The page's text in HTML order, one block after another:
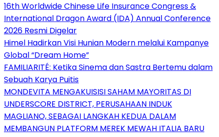
16th Worldwide Chinese Life Insurance Congress &
International Dragon Award (IDA) Annual Conference
2026 Resmi Digelar
Himel Hadirkan Visi Hunian Modern melalui Kampanye
Global “Dream Home”
FAMILIARITÉ: Ketika Sinema dan Sastra Bertemu dalam
Sebuah Karya Puitis
MONDEVITA MENGAKUISISI SAHAM MAYORITAS DI
UNDERSCORE DISTRICT, PERUSAHAAN INDUK
MAGLIANO, SEBAGAI LANGKAH KEDUA DALAM
MEMBANGUN PLATFORM MEREK MEWAH ITALIA BARU